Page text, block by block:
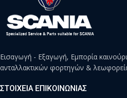
Εισαγωγή - Εξαγωγή, Εμπορία
ανταλλακτικών φορτηγών &
ΣΤΟΙΧΕΙΑ ΕΠΙΚΟΙΝΩΝΙΑΣ